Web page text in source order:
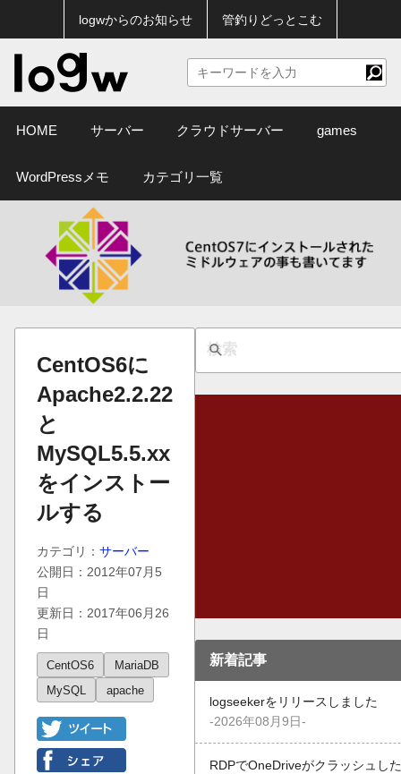
logwからのお知らせ 管釣りどっとこむ
HOME サーバー クラウドサーバー games
WordPressメモ カテゴリ一覧
CentOS6に
Apache2.2.22
と
MySQL5.5.xx
をインストー
ルする
カテゴリ： サーバー
公開日：2012年07月5
日
更新日：2017年06月26
日
CentOS6
MariaDB
MySQL
apache
新着記事
logseekerをリリースしました
-2026年08月9日-
RDPでOneDriveがクラッシュし